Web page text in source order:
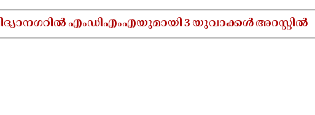
എംഡിഎംഎയുമായി 3 യുവാക്കൾ അറസ്റ്റിൽ